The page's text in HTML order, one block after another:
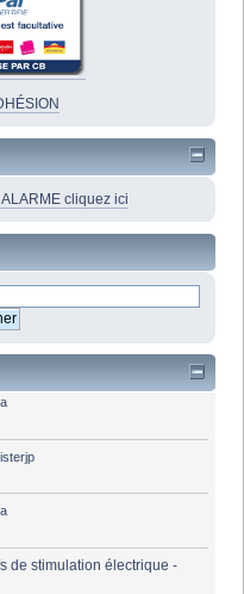
cliquez ici
de stimulation électrique -